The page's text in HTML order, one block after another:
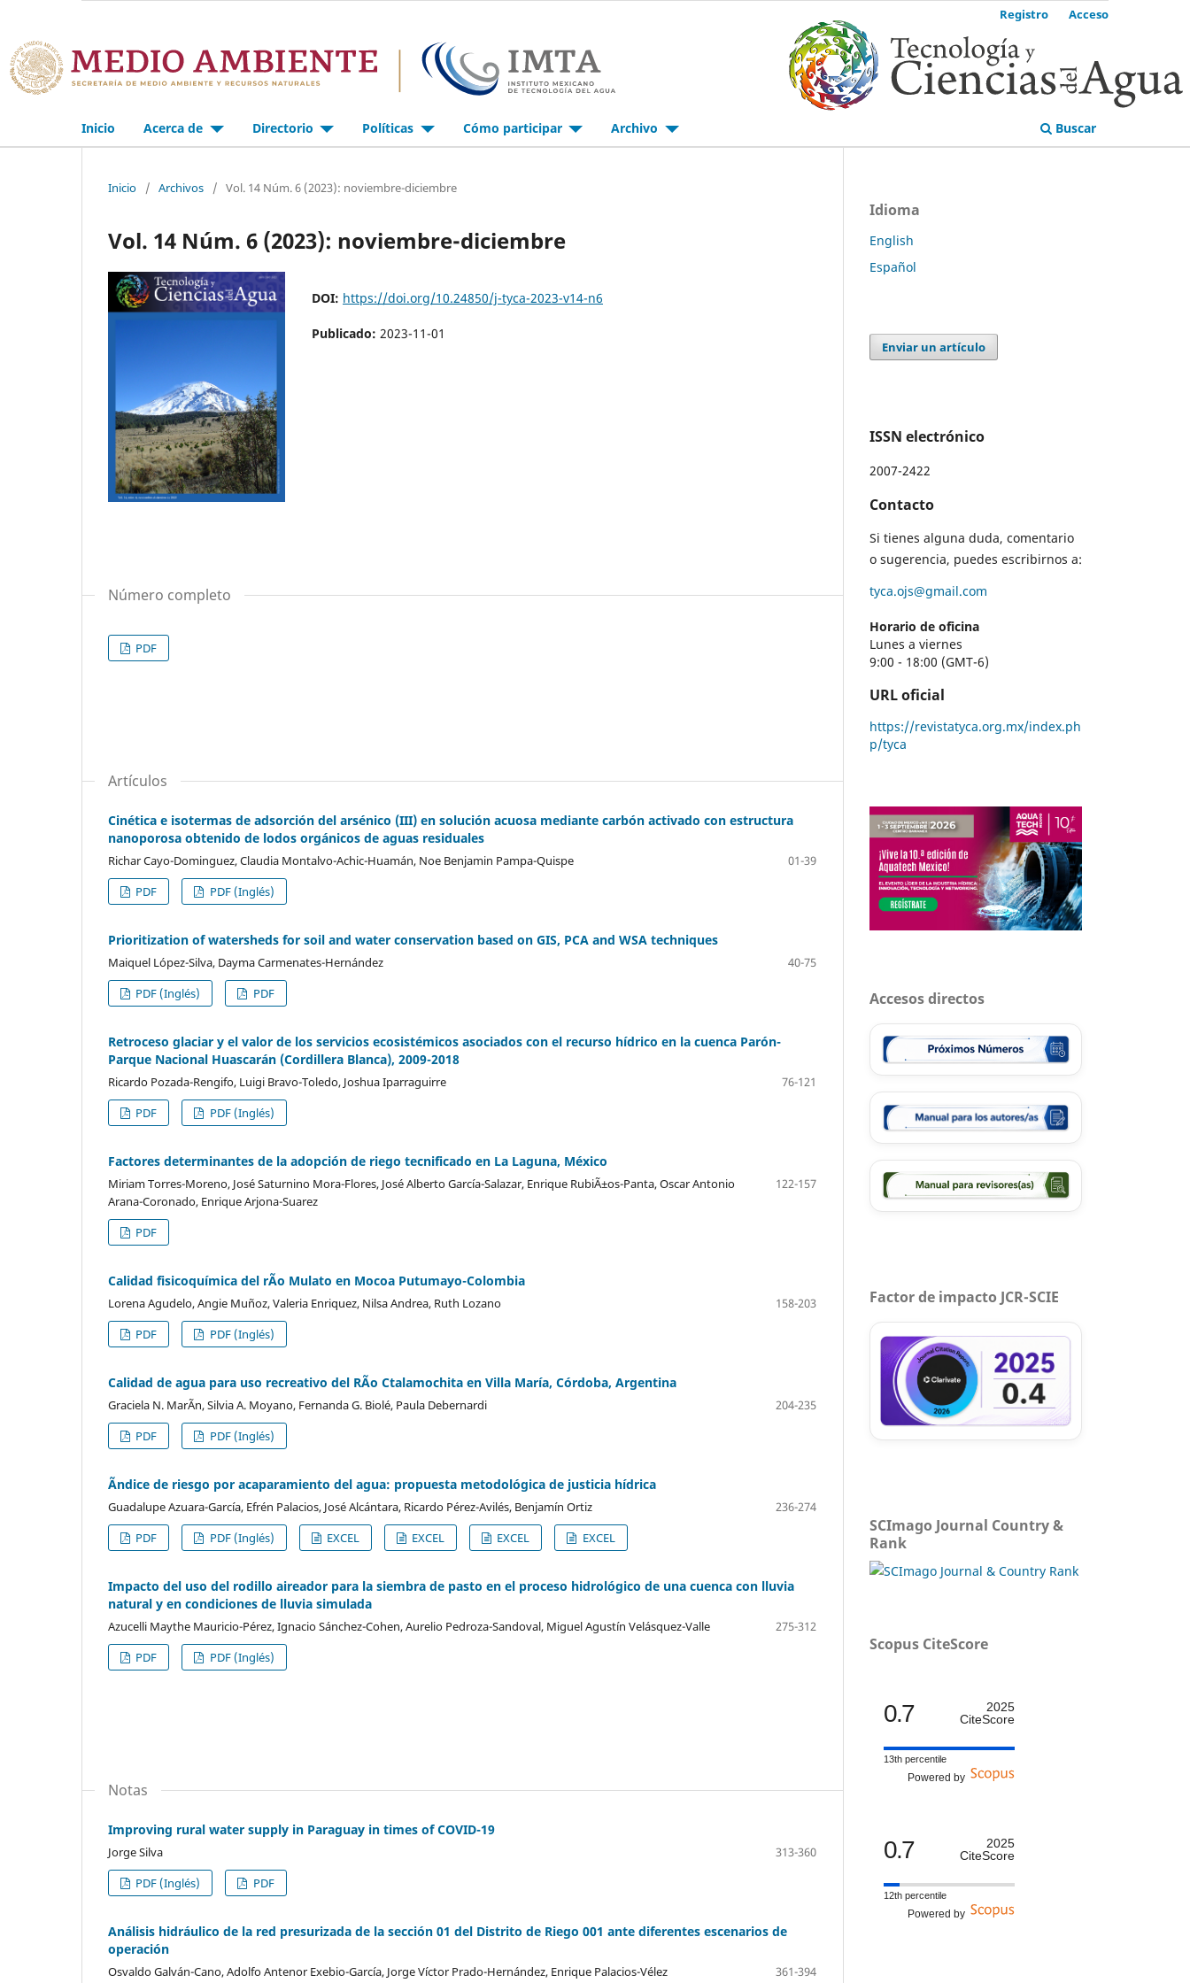
Inicio Acerca de Directorio Políticas Cómo participar Archivo Buscar
Registro Acceso
Inicio / Archivos / Vol. 14 Núm. 6 (2023): noviembre-diciembre
Vol. 14 Núm. 6 (2023): noviembre-diciembre
DOI: https://doi.org/10.24850/j-tyca-2023-v14-n6
Publicado: 2023-11-01
Número completo
PDF
Artículos
Cinética e isotermas de adsorción del arsénico (III) en solución acuosa mediante carbón activado con estructura
nanoporosa obtenido de lodos orgánicos de aguas residuales
Richar Cayo-Dominguez, Claudia Montalvo-Achic-Huamán, Noe Benjamin Pampa-Quispe
01-39
PDF
PDF (Inglés)
Prioritization of watersheds for soil and water conservation based on GIS, PCA and WSA techniques
Maiquel López-Silva, Dayma Carmenates-Hernández
40-75
PDF (Inglés)
PDF
Retroceso glaciar y el valor de los servicios ecosistémicos asociados con el recurso hídrico en la cuenca Parón-
Parque Nacional Huascarán (Cordillera Blanca), 2009-2018
Ricardo Pozada-Rengifo, Luigi Bravo-Toledo, Joshua Iparraguirre
76-121
PDF
PDF (Inglés)
Factores determinantes de la adopción de riego tecnificado en La Laguna, México
Miriam Torres-Moreno, José Saturnino Mora-Flores, José Alberto García-Salazar, Enrique RubiÃ±os-Panta, Oscar Antonio
Arana-Coronado, Enrique Arjona-Suarez
122-157
PDF
Calidad fisicoquímica del rÃ­o Mulato en Mocoa Putumayo-Colombia
Lorena Agudelo, Angie Muñoz, Valeria Enriquez, Nilsa Andrea, Ruth Lozano
158-203
PDF
PDF (Inglés)
Calidad de agua para uso recreativo del RÃ­o Ctalamochita en Villa María, Córdoba, Argentina
Graciela N. MarÃ­n, Silvia A. Moyano, Fernanda G. Biolé, Paula Debernardi
204-235
PDF
PDF (Inglés)
Ãndice de riesgo por acaparamiento del agua: propuesta metodológica de justicia hídrica
Guadalupe Azuara-García, Efrén Palacios, José Alcántara, Ricardo Pérez-Avilés, Benjamín Ortiz
236-274
PDF
PDF (Inglés) EXCEL EXCEL EXCEL EXCEL
Impacto del uso del rodillo aireador para la siembra de pasto en el proceso hidrológico de una cuenca con lluvia
natural y en condiciones de lluvia simulada
Azucelli Maythe Mauricio-Pérez, Ignacio Sánchez-Cohen, Aurelio Pedroza-Sandoval, Miguel Agustín Velásquez-Valle
275-312
PDF
PDF (Inglés)
Notas
Improving rural water supply in Paraguay in times of COVID-19
Jorge Silva
313-360
PDF (Inglés)
PDF
Análisis hidráulico de la red presurizada de la sección 01 del Distrito de Riego 001 ante diferentes escenarios de
operación
Osvaldo Galván-Cano, Adolfo Antenor Exebio-García, Jorge Víctor Prado-Hernández, Enrique Palacios-Vélez
361-394
Idioma
English
Español
Enviar un artículo
ISSN electrónico
2007-2422
Contacto
Si tienes alguna duda, comentario
o sugerencia, puedes escribirnos a:
tyca.ojs@gmail.com
Horario de oficina
Lunes a viernes
9:00 - 18:00 (GMT-6)
URL oficial
https://revistatyca.org.mx/index.ph
p/tyca
Accesos directos
Factor de impacto JCR-SCIE
SCImago Journal Country &
Rank
Scopus CiteScore
0.7
2025
CiteScore
13th percentile
Powered by
0.7
2025
CiteScore
12th percentile
Powered by